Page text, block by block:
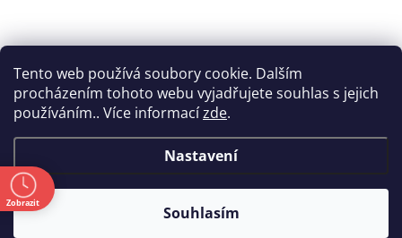
Tento web používá soubory cookie. Dalším
procházením tohoto webu vyjadřujete souhlas s jejich
používáním.. Více informacízde.
Nastavení
Souhlasím
Zobrazit